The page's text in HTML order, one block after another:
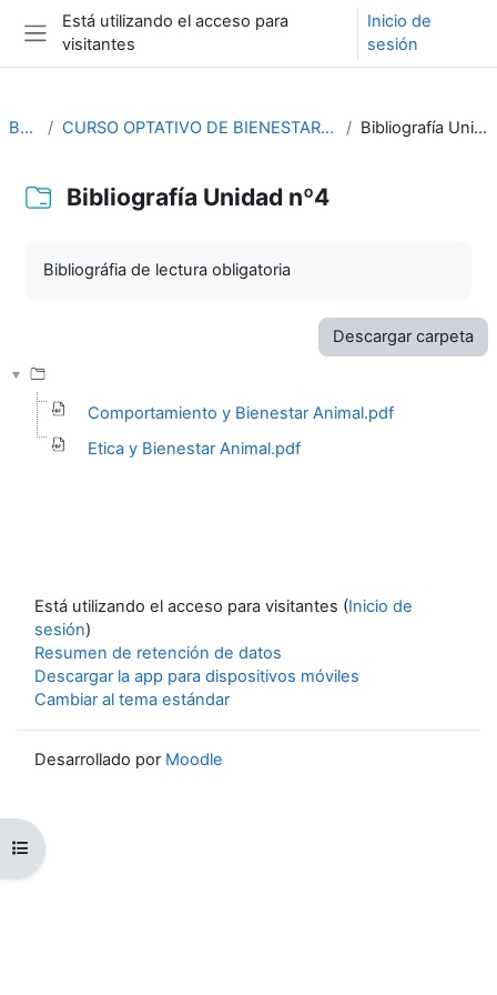
Salta al contenido principal
Panel lateral
Está utilizando el acceso para
visitantes
Inicio de
sesión
Abrir índice de cursos
BA01 CURSO OPTATIVO DE BIENESTAR ANIMAL 2023 Bibliografía Unidad nº4
Bibliografía Unidad nº4
Bibliográfia de lectura obligatoria
Descargar carpeta
Comportamiento y Bienestar Animal.pdf
Etica y Bienestar Animal.pdf
Está utilizando el acceso para visitantes (Inicio de
sesión)
Resumen de retención de datos
Descargar la app para dispositivos móviles
Cambiar al tema estándar
Desarrollado por Moodle